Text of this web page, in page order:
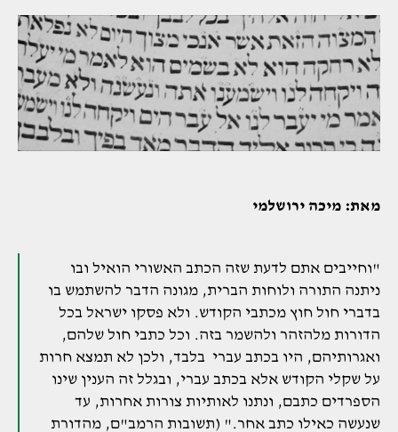
מאת: מיכה ירושלמי
"וחייבים אתם לדעת שזה הכתב האשורי הואיל ובו
ניתנה התורה ולוחות הברית, מגונה הדבר להשתמש בו
בדברי חול חוץ מכתבי הקודש. ולא פסקו ישראל בכל
הדורות מלהזהר ולהשמר בזה. וכל כתבי חול שלהם,
ואגרותיהם, היו בכתב עברי בלבד, ולכן לא תמצא חרות
על שקלי הקודש אלא בכתב עברי, ובגלל זה הענין שינו
הספרדים כתבם, ונתנו לאותיות צורות אחרות, עד
שנעשה כאילו כתב אחר." (תשובות הרמב"ם, מהדורת